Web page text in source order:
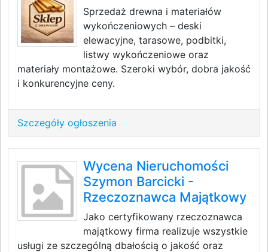
Sprzedaż drewna i materiałów
wykończeniowych – deski
elewacyjne, tarasowe, podbitki,
listwy wykończeniowe oraz
materiały montażowe. Szeroki wybór, dobra jakość
i konkurencyjne ceny.
Szczegóły ogłoszenia
Wycena Nieruchomości
Szymon Barcicki -
Rzeczoznawca Majątkowy
Jako certyfikowany rzeczoznawca
majątkowy firma realizuje wszystkie
usługi ze szczególną dbałością o jakość oraz